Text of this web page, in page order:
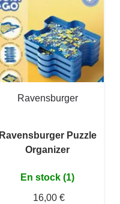
Ravensburger
Ravensburger Puzzle
Organizer
En stock (1)
16,00 €